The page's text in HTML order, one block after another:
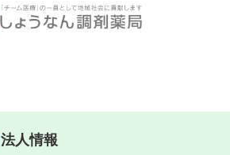
法人情報